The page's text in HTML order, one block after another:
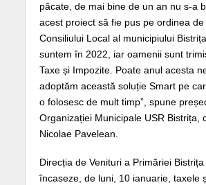
păcate, de mai bine de un an nu s-a
acest proiect să fie pus pe ordinea
Consiliului Local al municipiului
suntem în 2022, iar oamenii sunt
Taxe și Impozite. Poate anul acesta
adoptăm această soluție Smart pe
o folosesc de mult timp”, spune
Organizației Municipale USR Bistrița,
Nicolae Pavelean.
Direcția de Venituri a Primăriei
încaseze, de luni, 10 ianuarie, taxele